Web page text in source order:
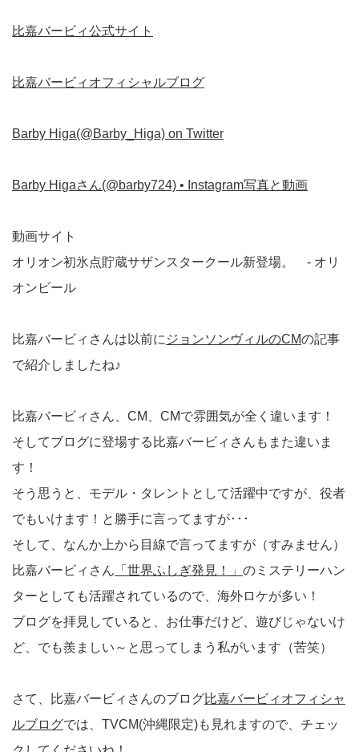
比嘉バービィ公式サイト
比嘉バービィオフィシャルブログ
Barby Higa(@Barby_Higa) on Twitter
Barby Higaさん(@barby724) • Instagram写真と動画
動画サイト
オリオン初氷点貯蔵サザンスタークール新登場。 - オリ
オンビール
比嘉バービィさんは以前にジョンソンヴィルのCMの記事
で紹介しましたね♪
比嘉バービィさん、CM、CMで雰囲気が全く違います！
そしてブログに登場する比嘉バービィさんもまた違いま
す！
そう思うと、モデル・タレントとして活躍中ですが、役者
でもいけます！と勝手に言ってますが･･･
そして、なんか上から目線で言ってますが（すみません）
比嘉バービィさん 「世界ふしぎ発見！」 のミステリーハン
ターとしても活躍されているので、海外ロケが多い！
ブログを拝見していると、お仕事だけど、遊びじゃないけ
ど、でも羨ましい～と思ってしまう私がいます（苦笑）
さて、比嘉バービィさんのブログ比嘉バービィオフィシャ
ルブログでは、TVCM(沖縄限定)も見れますので、チェッ